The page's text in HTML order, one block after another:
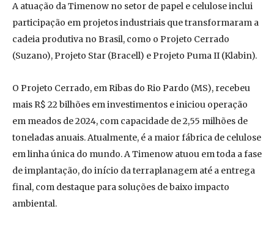
A atuação da Timenow no setor de papel e celulose inclui
participação em projetos industriais que transformaram a
cadeia produtiva no Brasil, como o Projeto Cerrado
(Suzano), Projeto Star (Bracell) e Projeto Puma II (Klabin).
O Projeto Cerrado, em Ribas do Rio Pardo (MS), recebeu
mais R$ 22 bilhões em investimentos e iniciou operação
em meados de 2024, com capacidade de 2,55 milhões de
toneladas anuais. Atualmente, é a maior fábrica de celulose
em linha única do mundo. A Timenow atuou em toda a fase
de implantação, do início da terraplanagem até a entrega
final, com destaque para soluções de baixo impacto
ambiental.